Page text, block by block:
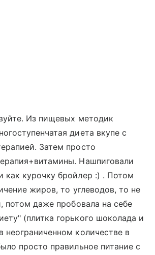
Из пищевых методик
диета вкупе с
Затем просто
Нашпиговали
как курочку бройлер :) . Потом
жиров, то углеводов, то не
потом даже пробовала на себе
(плитка горького шоколада и
неограниченном количестве в
просто правильное питание с